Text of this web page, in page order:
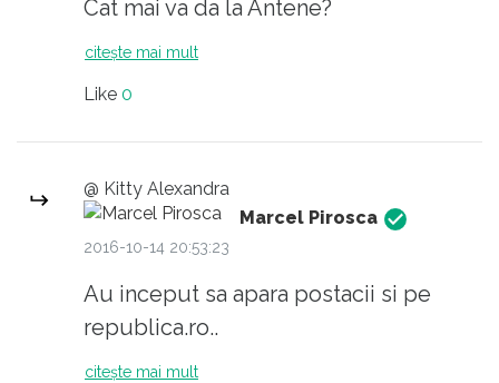
Cat mai va da la Antene?
citește mai mult
Like 0
@ Kitty Alexandra
Marcel Pirosca
2016-10-14 20:53:23
Au inceput sa apara postacii si pe
republica.ro..
citește mai mult